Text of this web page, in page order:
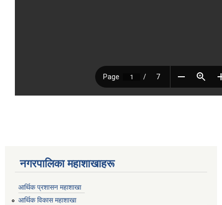
नगरपालिका महाशाखाहरू
आर्थिक प्रशासन महाशाखा
आर्थिक विकास महाशाखा